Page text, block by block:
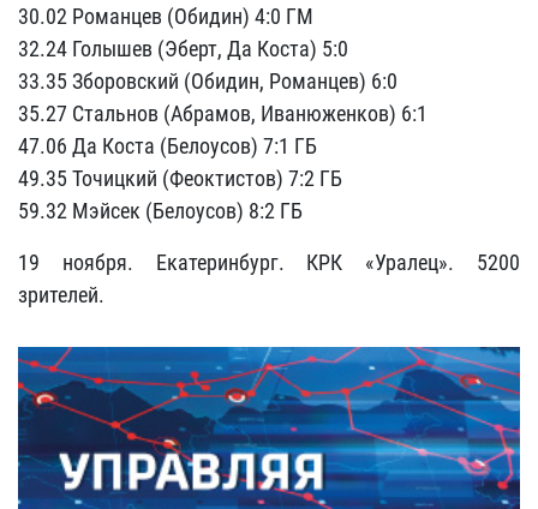
30.02 Романцев (Обидин) 4:0 ГМ
32.24 Голышев (Эберт, Да Коста) 5:0
33.35 Зборовский (Обидин, Романцев) 6:0
35.27 Стальнов (Абрамов, Иванюженков) 6:1
47.06 Да Коста (Белоусов) 7:1 ГБ
49.35 Точицкий (Феоктистов) 7:2 ГБ
59.32 Мэйсек (Белоусов) 8:2 ГБ
19 ноября. Екатеринбург. КРК «Уралец». 5200
зрителей.